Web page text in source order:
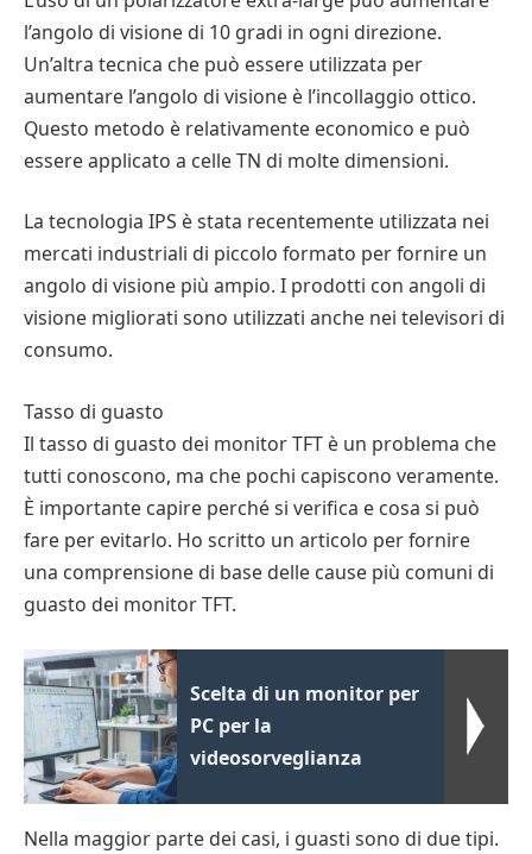
l’angolo di visione di 10 gradi in ogni direzione.
Un’altra tecnica che può essere utilizzata per
aumentare l’angolo di visione è l’incollaggio ottico.
Questo metodo è relativamente economico e può
essere applicato a celle TN di molte dimensioni.
La tecnologia IPS è stata recentemente utilizzata nei
mercati industriali di piccolo formato per fornire un
angolo di visione più ampio. I prodotti con angoli di
visione migliorati sono utilizzati anche nei televisori di
consumo.
Tasso di guasto
Il tasso di guasto dei monitor TFT è un problema che
tutti conoscono, ma che pochi capiscono veramente.
È importante capire perché si verifica e cosa si può
fare per evitarlo. Ho scritto un articolo per fornire
una comprensione di base delle cause più comuni di
guasto dei monitor TFT.
Scelta di un monitor per
PC per la
videosorveglianza
Nella maggior parte dei casi, i guasti sono di due tipi.